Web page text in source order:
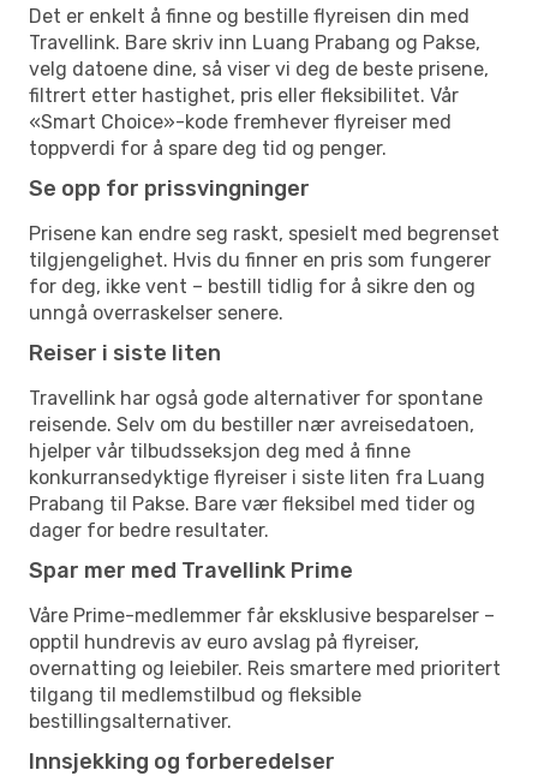
Det er enkelt å finne og bestille flyreisen din med
Travellink. Bare skriv inn Luang Prabang og Pakse,
velg datoene dine, så viser vi deg de beste prisene,
filtrert etter hastighet, pris eller fleksibilitet. Vår
«Smart Choice»-kode fremhever flyreiser med
toppverdi for å spare deg tid og penger.
Se opp for prissvingninger
Prisene kan endre seg raskt, spesielt med begrenset
tilgjengelighet. Hvis du finner en pris som fungerer
for deg, ikke vent – bestill tidlig for å sikre den og
unngå overraskelser senere.
Reiser i siste liten
Travellink har også gode alternativer for spontane
reisende. Selv om du bestiller nær avreisedatoen,
hjelper vår tilbudsseksjon deg med å finne
konkurransedyktige flyreiser i siste liten fra Luang
Prabang til Pakse. Bare vær fleksibel med tider og
dager for bedre resultater.
Spar mer med Travellink Prime
Våre Prime-medlemmer får eksklusive besparelser –
opptil hundrevis av euro avslag på flyreiser,
overnatting og leiebiler. Reis smartere med prioritert
tilgang til medlemstilbud og fleksible
bestillingsalternativer.
Innsjekking og forberedelser